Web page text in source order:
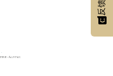
反馈